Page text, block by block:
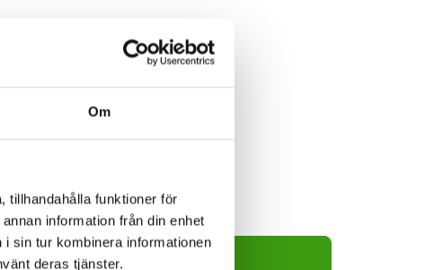
Om
tillhandahålla funktioner för
information från din enhet
sin tur kombinera informationen
deras tjänster.
10,990kr
Lägg i varukorg